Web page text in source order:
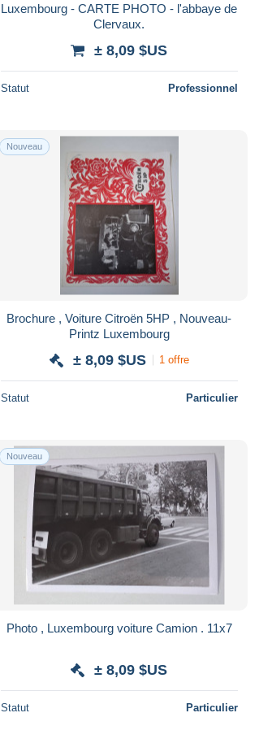
Luxembourg - CARTE PHOTO - l'abbaye de
Clervaux.
± 8,09 $US
Statut Professionnel
Nouveau
Brochure , Voiture Citroën 5HP , Nouveau-
Printz Luxembourg
± 8,09 $US 1 offre
Statut Particulier
Nouveau
Photo , Luxembourg voiture Camion . 11x7
± 8,09 $US
Statut Particulier